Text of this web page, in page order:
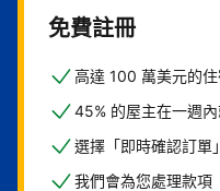
免費註冊
高達 100 萬美元的
45% 的屋主在一週
選擇「即時確認訂單
我們會為您處理款項